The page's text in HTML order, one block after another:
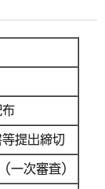
布
提出締切
一次審査）